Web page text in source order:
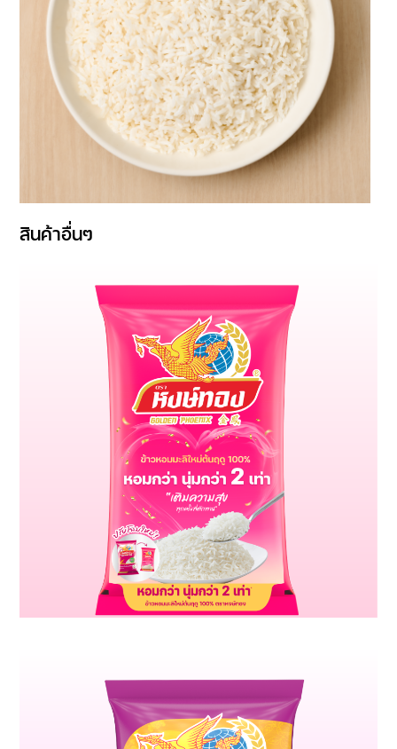
สินค้าอื่นๆ